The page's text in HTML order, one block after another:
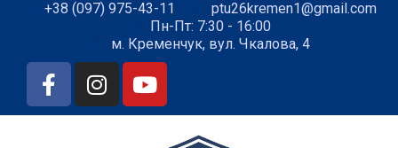
+38 (097) 975-43-11
ptu26kremen1@gmail.com
Пн-Пт: 7:30 - 16:00
м. Кременчук, вул. Чкалова, 4